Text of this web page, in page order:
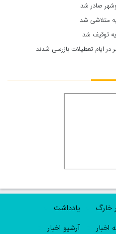
صادر شد
توقیف شد
در ایام تعطیلات بازرسی شدند
خارگ
یادداشت
اخبار آرشیو اخبار